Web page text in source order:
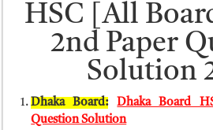
HSC [All
2nd Paper
Solution
Dhaka Board:
Dhaka Board
Question Solution